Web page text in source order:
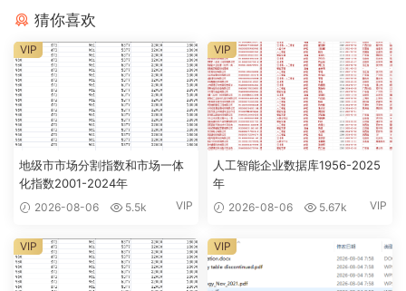
猜你喜欢
地级市市场分割指数和市场一体
化指数2001-2024年
2026-08-06 5.5k VIP
VIP
人工智能企业数据库1956-2025
年
2026-08-06 5.67k VIP
VIP
VIP VIP